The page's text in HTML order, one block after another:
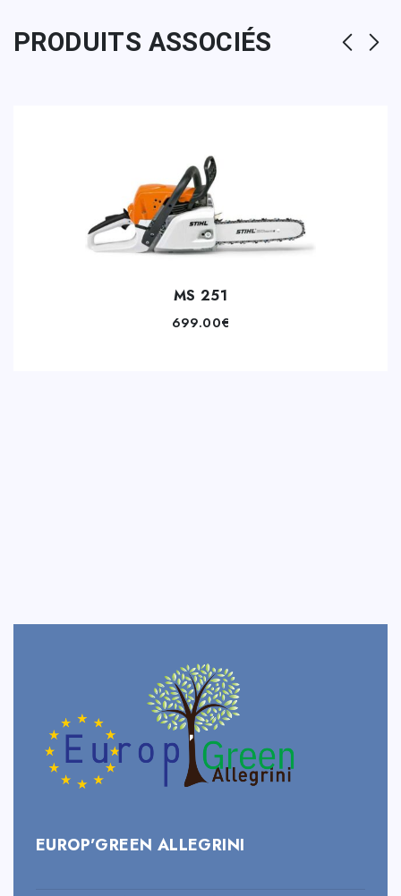
PRODUITS ASSOCIÉS
MS 251
699.00€
EUROP’GREEN ALLEGRINI